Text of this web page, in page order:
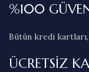
%100
Bütün kredi kartları,
ÜCRETSİZ